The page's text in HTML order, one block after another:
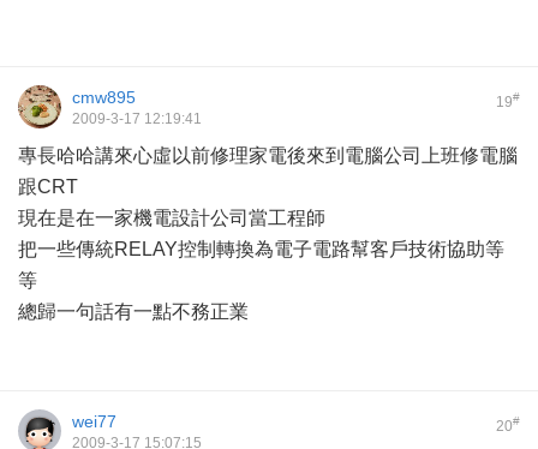
19#
cmw895
2009-3-17 12:19:41
專長哈哈講來心虛以前修理家電後來到電腦公司上班修電腦
跟CRT
現在是在一家機電設計公司當工程師
把一些傳統RELAY控制轉換為電子電路幫客戶技術協助等
等
總歸一句話有一點不務正業
20#
wei77
2009-3-17 15:07:15